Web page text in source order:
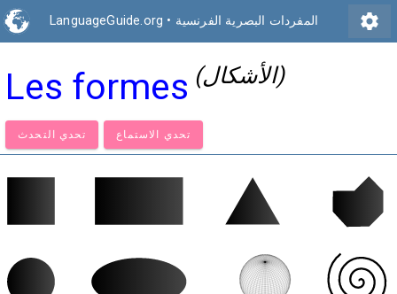
LanguageGuide.org • المفردات البصرية الفرنسية settings
Les formes (الأشكال)
تحدي التحدث تحدي الاستماع